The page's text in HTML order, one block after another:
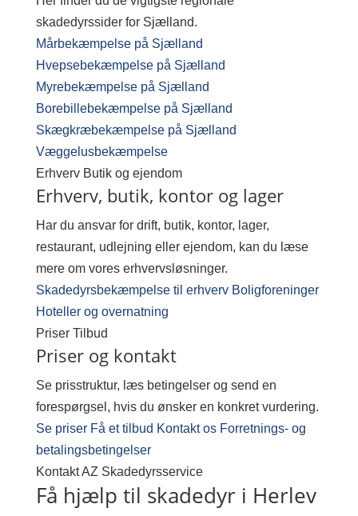
skadedyrssider for Sjælland.
Mårbekæmpelse på Sjælland
Hvepsebekæmpelse på Sjælland
Myrebekæmpelse på Sjælland
Borebillebekæmpelse på Sjælland
Skægkræbekæmpelse på Sjælland
Væggelusbekæmpelse
Erhverv Butik og ejendom
Erhverv, butik, kontor og lager
Har du ansvar for drift, butik, kontor, lager,
restaurant, udlejning eller ejendom, kan du læse
mere om vores erhvervsløsninger.
Skadedyrsbekæmpelse til erhverv Boligforeninger
Hoteller og overnatning
Priser Tilbud
Priser og kontakt
Se prisstruktur, læs betingelser og send en
forespørgsel, hvis du ønsker en konkret vurdering.
Se priser Få et tilbud Kontakt os Forretnings- og
betalingsbetingelser
Kontakt AZ Skadedyrsservice
Få hjælp til skadedyr i Herlev